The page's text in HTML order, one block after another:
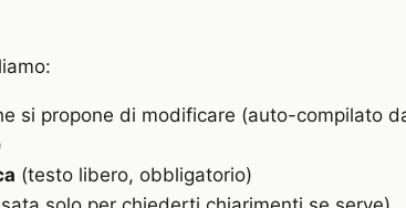
si propone di modificare (auto-compilato
(testo libero, obbligatorio)